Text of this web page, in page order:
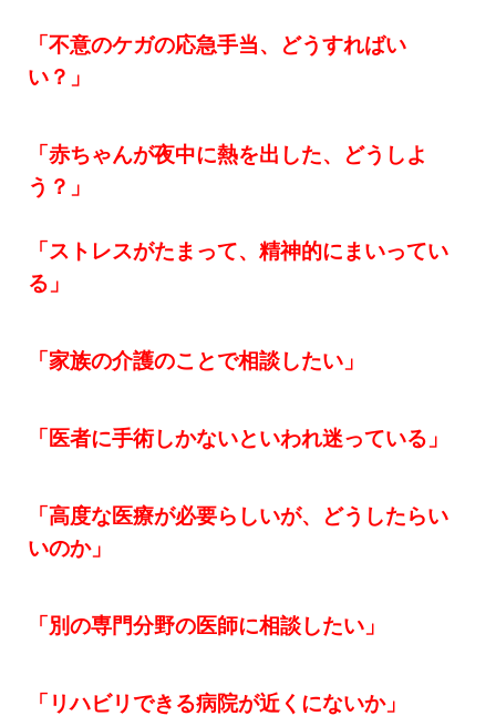
「不意のケガの応急手当、どうすればい
い？」
「赤ちゃんが夜中に熱を出した、どうしよ
う？」
「ストレスがたまって、精神的にまいってい
る」
「家族の介護のことで相談したい」
「医者に手術しかないといわれ迷っている」
「高度な医療が必要らしいが、どうしたらい
いのか」
「別の専門分野の医師に相談したい」
「リハビリできる病院が近くにないか」